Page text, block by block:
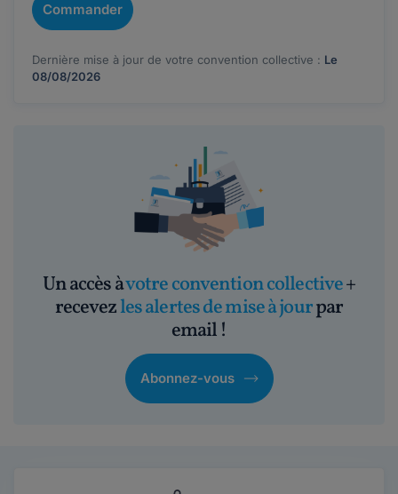
Commander
Dernière mise à jour de votre convention collective : Le
08/08/2026
Un accès àvotre convention collective+
recevezles alertes de mise à jourpar
email !
Abonnez-vous